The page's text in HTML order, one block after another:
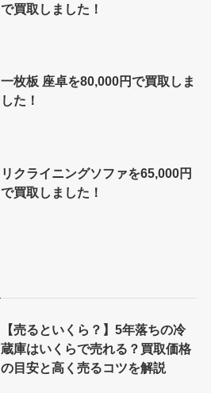
で買取しました！
一枚板 座卓を80,000円で買取しま
した！
リクライニングソファを65,000円
で買取しました！
【売るといくら？】5年落ちの冷
蔵庫はいくらで売れる？買取価格
の目安と高く売るコツを解説